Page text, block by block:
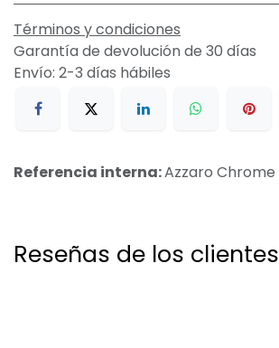
Términos y condiciones
Garantía de devolución de 30 días
Envío: 2-3 días hábiles
Referencia interna:Azzaro Chrome
Reseñas de los clientes